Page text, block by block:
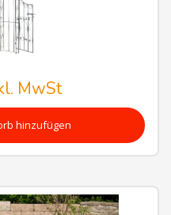
MwSt
hinzufügen